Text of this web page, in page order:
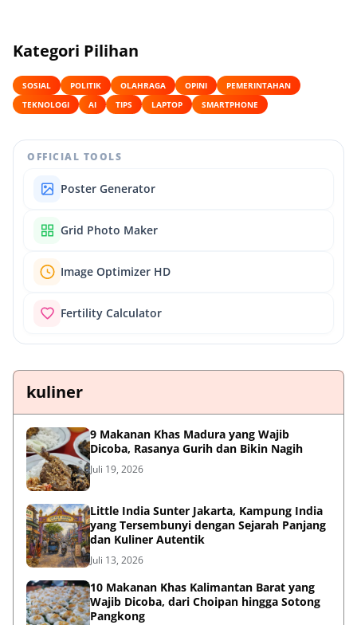
Kategori Pilihan
SOSIAL POLITIK OLAHRAGA OPINI
PEMERINTAHAN
TEKNOLOGI
AI TIPS LAPTOP SMARTPHONE
OFFICIAL TOOLS
Poster Generator
Grid Photo Maker
Image Optimizer HD
Fertility Calculator
kuliner
9 Makanan Khas Madura yang Wajib
Dicoba, Rasanya Gurih dan Bikin Nagih
Juli 19, 2026
Little India Sunter Jakarta, Kampung India
yang Tersembunyi dengan Sejarah Panjang
dan Kuliner Autentik
Juli 13, 2026
10 Makanan Khas Kalimantan Barat yang
Wajib Dicoba, dari Choipan hingga Sotong
Pangkong